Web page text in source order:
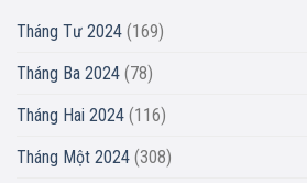
Tháng Tư 2024 (169)
Tháng Ba 2024 (78)
Tháng Hai 2024 (116)
Tháng Một 2024 (308)